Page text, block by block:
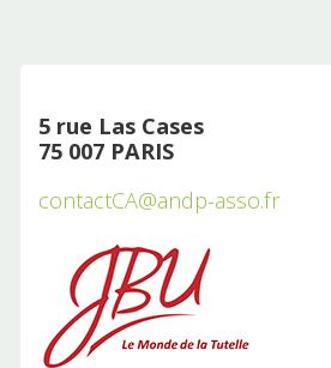
5 rue Las Cases
75 007 PARIS
contactCA@andp-asso.fr